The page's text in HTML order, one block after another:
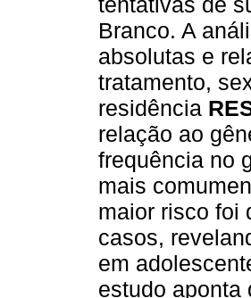
Branco. A
absolutas e
tratamento,
residência
relação ao
frequência no
mais
maior risco foi
casos,
em
estudo aponta